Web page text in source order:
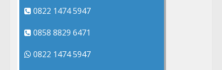
0822 1474 5947
0858 8829 6471
0822 1474 5947